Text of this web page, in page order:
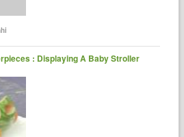
: Displaying A Baby Stroller